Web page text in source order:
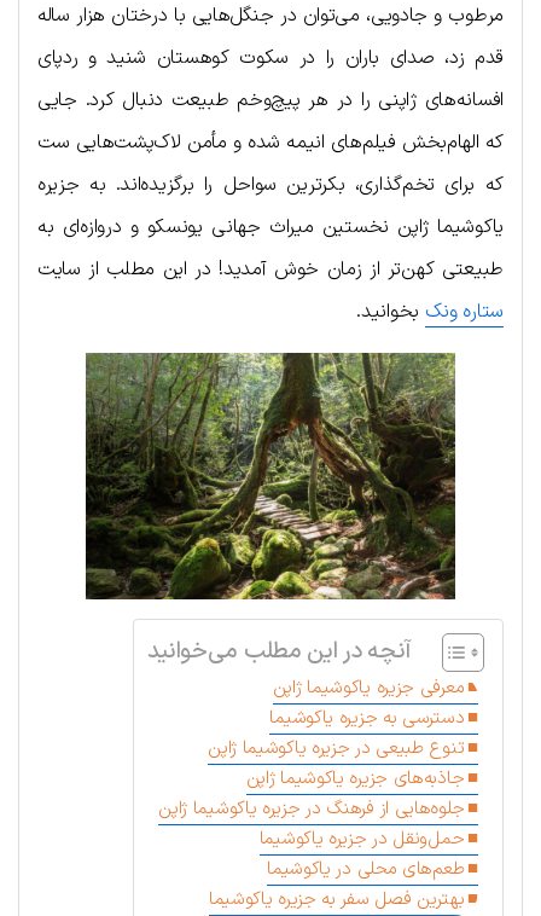
مرطوب و جادویی، می‌توان در جنگل‌هایی با درختان هزار ساله
قدم زد، صدای باران را در سکوت کوهستان شنید و ردپای
افسانه‌های ژاپنی را در هر پیچ‌وخم طبیعت دنبال کرد. جایی
که الهام‌بخش فیلم‌های انیمه شده و مأمن لاک‌پشت‌هایی ست
که برای تخم‌گذاری، بکرترین سواحل را برگزیده‌اند. به جزیره
یاکوشیما ژاپن نخستین میراث جهانی یونسکو و دروازه‌ای به
طبیعتی کهن‌تر از زمان خوش آمدید! در این مطلب از سایت
ستاره ونک بخوانید.
آنچه در این مطلب می‌خوانید
معرفی جزیره یاکوشیما ژاپن
دسترسی به جزیره یاکوشیما
تنوع طبیعی در جزیره یاکوشیما ژاپن
جاذبه‌های جزیره یاکوشیما ژاپن
جلوه‌هایی از فرهنگ در جزیره یاکوشیما ژاپن
حمل‌ونقل در جزیره یاکوشیما
طعم‌های محلی در یاکوشیما
بهترین فصل سفر به جزیره یاکوشیما